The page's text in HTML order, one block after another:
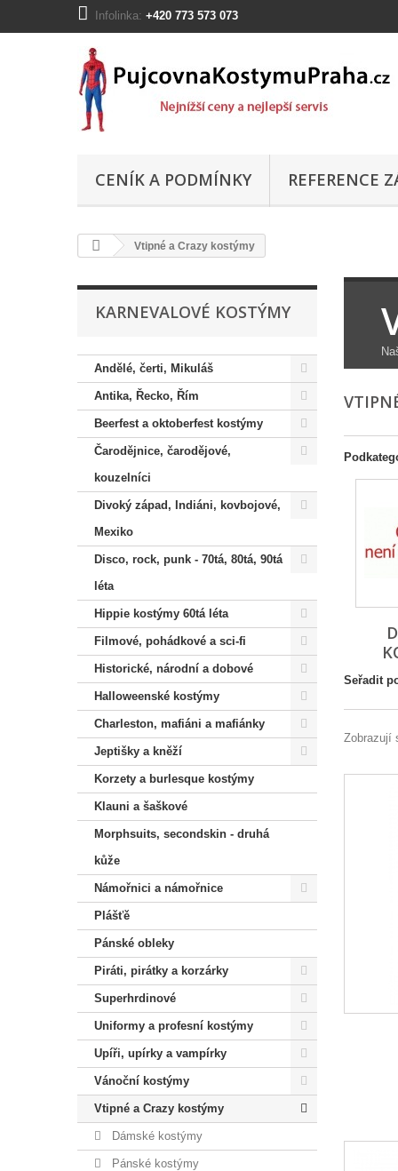
Infolinka: +420 773 573 073
CENÍK A PODMÍNKY REFERENCE
Vtipné a Crazy kostýmy
KARNEVALOVÉ KOSTÝMY
Andělé, čerti, Mikuláš
Antika, Řecko, Řím
Beerfest a oktoberfest kostýmy
Čarodějnice, čarodějové,
kouzelníci
Divoký západ, Indiáni, kovbojové,
Mexiko
Disco, rock, punk - 70tá, 80tá, 90tá
léta
Hippie kostýmy 60tá léta
Filmové, pohádkové a sci-fi
Historické, národní a dobové
Halloweenské kostýmy
Charleston, mafiáni a mafiánky
Jeptišky a kněží
Korzety a burlesque kostýmy
Klauni a šaškové
Morphsuits, secondskin - druhá
kůže
Námořnici a námořnice
Plášťě
Pánské obleky
Piráti, pirátky a korzárky
Superhrdinové
Uniformy a profesní kostýmy
Upíři, upírky a vampírky
Vánoční kostýmy
Vtipné a Crazy kostýmy
Dámské kostýmy
Pánské kostýmy
Seřadit
Zobrazují